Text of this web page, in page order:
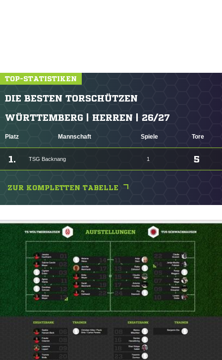
TOP-STATISTIKEN
DIE BESTEN TORSCHÜTZEN
WÜRTTEMBERG | HERREN | 26/27
Platz Mannschaft Spiele Tore
1. TSG Backnang 1 5
ZUR KOMPLETTEN TABELLE